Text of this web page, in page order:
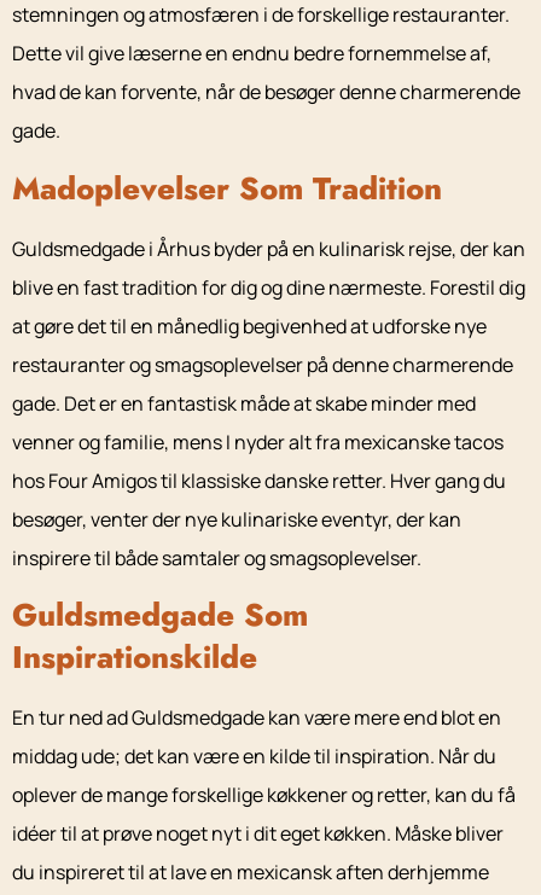
stemningen og atmosfæren i de forskellige restauranter.
Dette vil give læserne en endnu bedre fornemmelse af,
hvad de kan forvente, når de besøger denne charmerende
gade.
Madoplevelser Som Tradition
Guldsmedgade i Århus byder på en kulinarisk rejse, der kan
blive en fast tradition for dig og dine nærmeste. Forestil dig
at gøre det til en månedlig begivenhed at udforske nye
restauranter og smagsoplevelser på denne charmerende
gade. Det er en fantastisk måde at skabe minder med
venner og familie, mens I nyder alt fra mexicanske tacos
hos Four Amigos til klassiske danske retter. Hver gang du
besøger, venter der nye kulinariske eventyr, der kan
inspirere til både samtaler og smagsoplevelser.
Guldsmedgade Som
Inspirationskilde
En tur ned ad Guldsmedgade kan være mere end blot en
middag ude; det kan være en kilde til inspiration. Når du
oplever de mange forskellige køkkener og retter, kan du få
idéer til at prøve noget nyt i dit eget køkken. Måske bliver
du inspireret til at lave en mexicansk aften derhjemme